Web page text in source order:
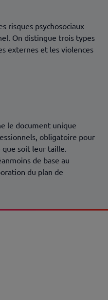
risques psychosociaux
On distingue trois types
externes et les violences
le document unique
obligatoire pour
soit leur taille.
de base au
du plan de